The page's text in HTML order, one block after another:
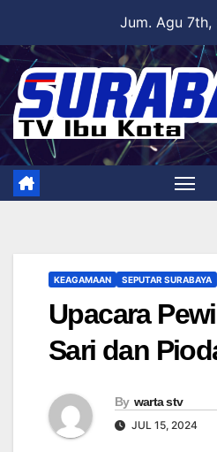
content
Jum. Agu 7th,
KEAGAMAAN SEPUTAR SURABAYA
Upacara
Sari dan
By warta stv
JUL 15, 2024